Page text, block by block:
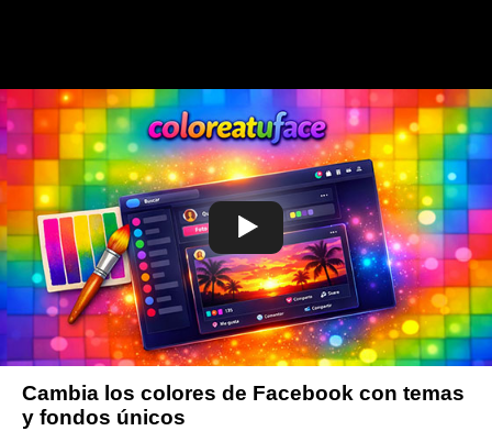
Cambia los colores de Facebook con temas
y fondos únicos